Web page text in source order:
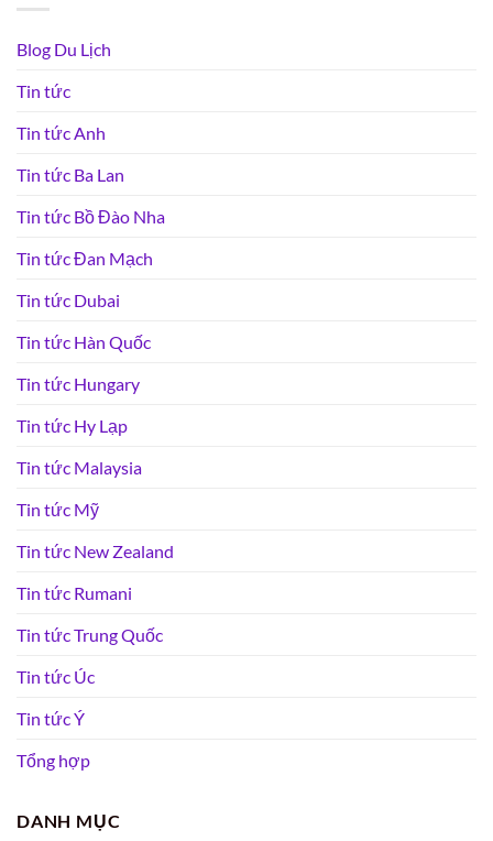
Blog Du Lịch
Tin tức
Tin tức Anh
Tin tức Ba Lan
Tin tức Bồ Đào Nha
Tin tức Đan Mạch
Tin tức Dubai
Tin tức Hàn Quốc
Tin tức Hungary
Tin tức Hy Lạp
Tin tức Malaysia
Tin tức Mỹ
Tin tức New Zealand
Tin tức Rumani
Tin tức Trung Quốc
Tin tức Úc
Tin tức Ý
Tổng hợp
DANH MỤC